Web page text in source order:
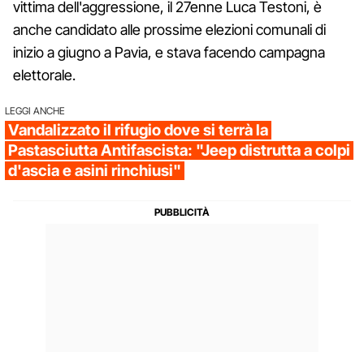
vittima dell'aggressione, il 27enne Luca Testoni, è
anche candidato alle prossime elezioni comunali di
inizio a giugno a Pavia, e stava facendo campagna
elettorale.
LEGGI ANCHE
Vandalizzato il rifugio dove si terrà la
Pastasciutta Antifascista: "Jeep distrutta a colpi
d'ascia e asini rinchiusi"